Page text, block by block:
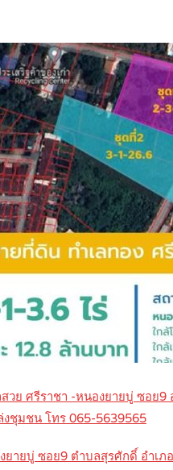
วย ศรีราชา -หนองยายบู่ ซอย9
งชุมชน โทร 065-5639565
ยายบู่ ซอย9 ตำบลสุรศักดิ์ อำเภ